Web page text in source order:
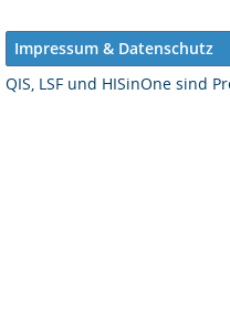
Impressum & Datenschutz
QIS, LSF und HISinOne sind